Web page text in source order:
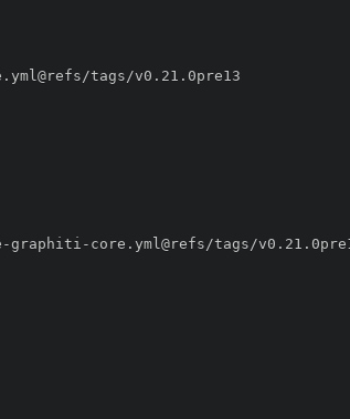
-graphiti -